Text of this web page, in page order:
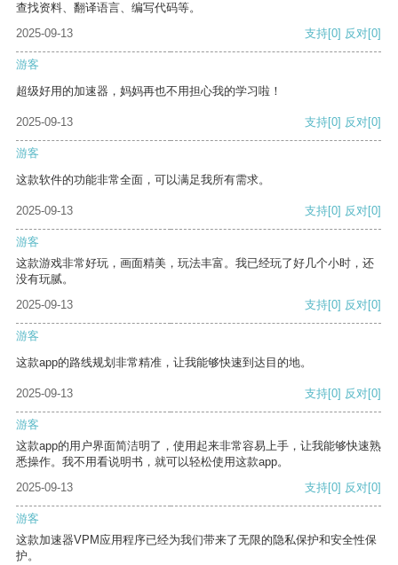
查找资料、翻译语言、编写代码等。
2025-09-13
支持[0] 反对[0]
游客
超级好用的加速器，妈妈再也不用担心我的学习啦！
2025-09-13 支持[0] 反对[0]
游客
这款软件的功能非常全面，可以满足我所有需求。
2025-09-13 支持[0] 反对[0]
游客
这款游戏非常好玩，画面精美，玩法丰富。我已经玩了好几个小时，还
没有玩腻。
2025-09-13
支持[0] 反对[0]
游客
这款app的路线规划非常精准，让我能够快速到达目的地。
2025-09-13 支持[0] 反对[0]
游客
这款app的用户界面简洁明了，使用起来非常容易上手，让我能够快速熟
悉操作。我不用看说明书，就可以轻松使用这款app。
2025-09-13
支持[0] 反对[0]
游客
这款加速器VPM应用程序已经为我们带来了无限的隐私保护和安全性保
护。